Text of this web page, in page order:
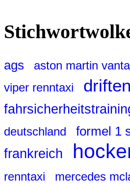
ags aston martin
viper renntaxi
driften
deutschland formel 1
frankreich
renntaxi mercedes